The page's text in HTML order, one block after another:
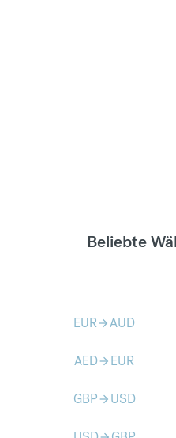
Beliebte
EURarrow_forwardAUD
AEDarrow_forward EUR
GBParrow_forward USD